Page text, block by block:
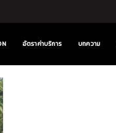
อัตราค่าบริการ บทความ